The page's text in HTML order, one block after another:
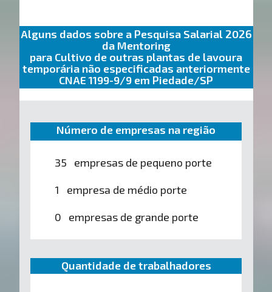
Alguns dados sobre a Pesquisa Salarial 2026
da Mentoring
para Cultivo de outras plantas de lavoura
temporária não especificadas anteriormente
CNAE 1199-9/9 em Piedade/SP
Número de empresas na região
35 empresas de pequeno porte
1 empresa de médio porte
0 empresas de grande porte
Quantidade de trabalhadores